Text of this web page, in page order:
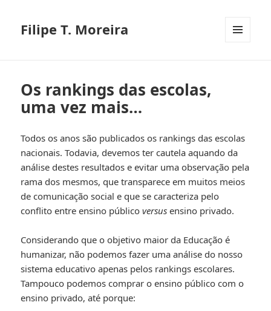
Filipe T. Moreira
Os rankings das escolas,
uma vez mais…
Todos os anos são publicados os rankings das escolas
nacionais. Todavia, devemos ter cautela aquando da
análise destes resultados e evitar uma observação pela
rama dos mesmos, que transparece em muitos meios
de comunicação social e que se caracteriza pelo
conflito entre ensino públicoversus ensino privado.
Considerando que o objetivo maior da Educação é
humanizar, não podemos fazer uma análise do nosso
sistema educativo apenas pelos rankings escolares.
Tampouco podemos comprar o ensino público com o
ensino privado, até porque: